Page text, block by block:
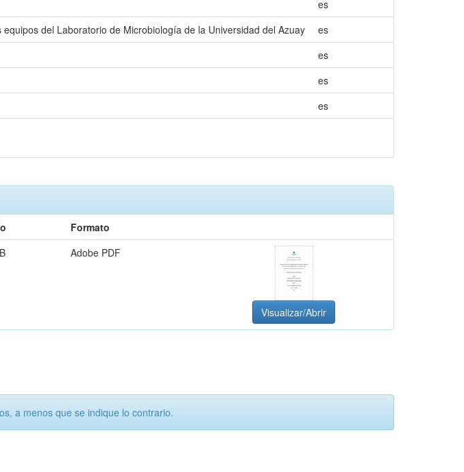
es
del Laboratorio de Microbiología de la Universidad del Azuay
es
es
es
es
Formato
Adobe PDF
Visualizar/Abrir
a menos que se indique lo contrario.